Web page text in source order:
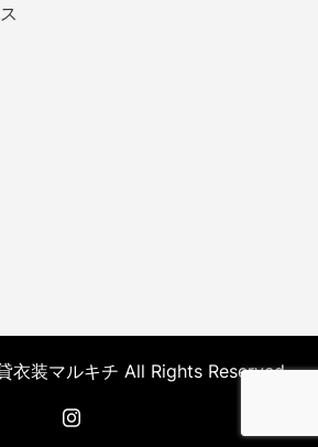
衣装マルキチ All Rights Reserved.